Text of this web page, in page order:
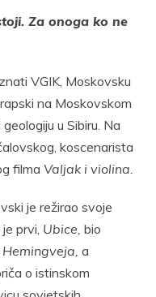
Za onoga ko ne
VGIK, Moskovsku
na Moskovskom
u Sibiru. Na
koscenarista
filmaValjak i violina.
je režirao svoje
prvi, Ubice, bio
a
o istinskom